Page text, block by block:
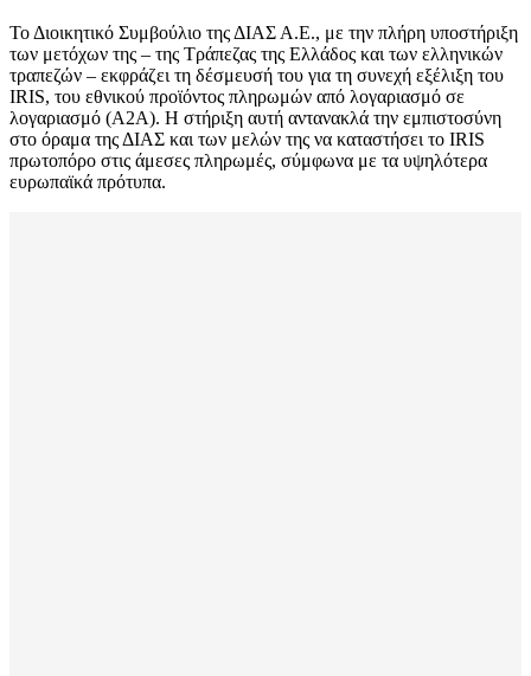
Το Διοικητικό Συμβούλιο της ΔΙΑΣ Α.Ε., με την πλήρη υποστήριξη
των μετόχων της – της Τράπεζας της Ελλάδος και των ελληνικών
τραπεζών – εκφράζει τη δέσμευσή του για τη συνεχή εξέλιξη του
IRIS, του εθνικού προϊόντος πληρωμών από λογαριασμό σε
λογαριασμό (Α2Α). Η στήριξη αυτή αντανακλά την εμπιστοσύνη
στο όραμα της ΔΙΑΣ και των μελών της να καταστήσει το IRIS
πρωτοπόρο στις άμεσες πληρωμές, σύμφωνα με τα υψηλότερα
ευρωπαϊκά πρότυπα.